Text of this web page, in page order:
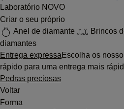
Laboratório NOVO
Criar o seu próprio
Anel de diamante
Brincos
diamantes
Entrega expressa Escolha os
rápido para uma entrega mais
Pedras preciosas
Voltar
Forma